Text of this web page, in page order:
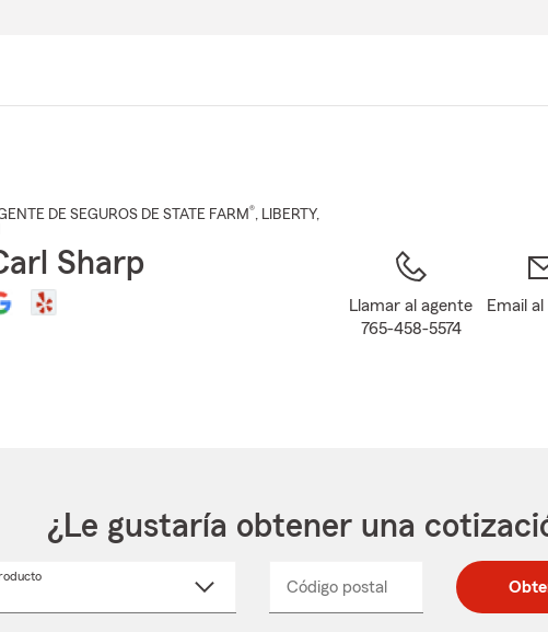
DE SEGUROS DE STATE FARM®, LIBERTY,
Sharp
Llamar al agente
765-458-5574
Email
¿Le gustaría obtener una
Seleccione
Código postal
_____